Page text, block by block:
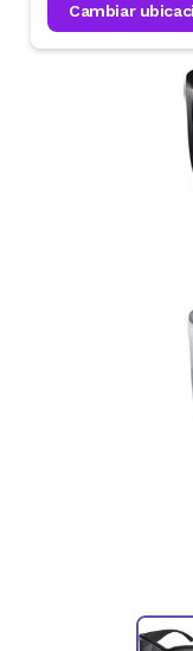
cambiar